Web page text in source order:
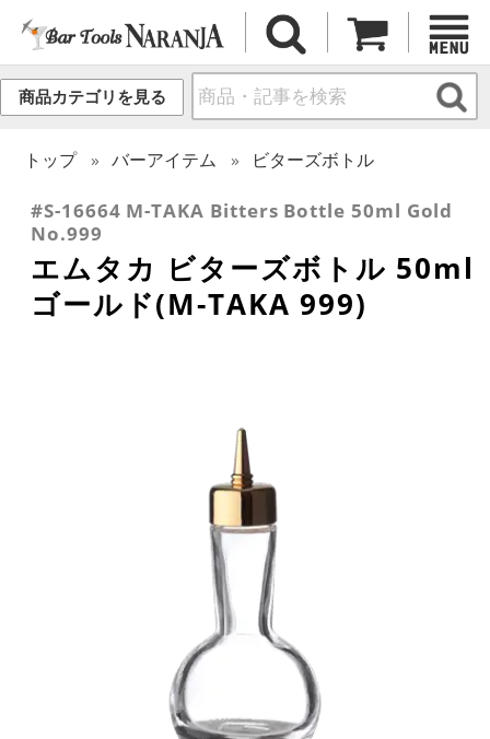
商品カテゴリを見る
トップ バーアイテム ビターズボトル
#S-16664 M-TAKA Bitters Bottle 50ml Gold
No.999
エムタカ ビターズボトル 50ml
ゴールド(M-TAKA 999)